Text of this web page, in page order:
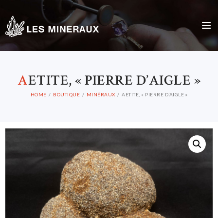
AETITE, « PIERRE D’AIGLE »
HOME BOUTIQUE MINÉRAUX AETITE, « PIERRE D’AIGLE »